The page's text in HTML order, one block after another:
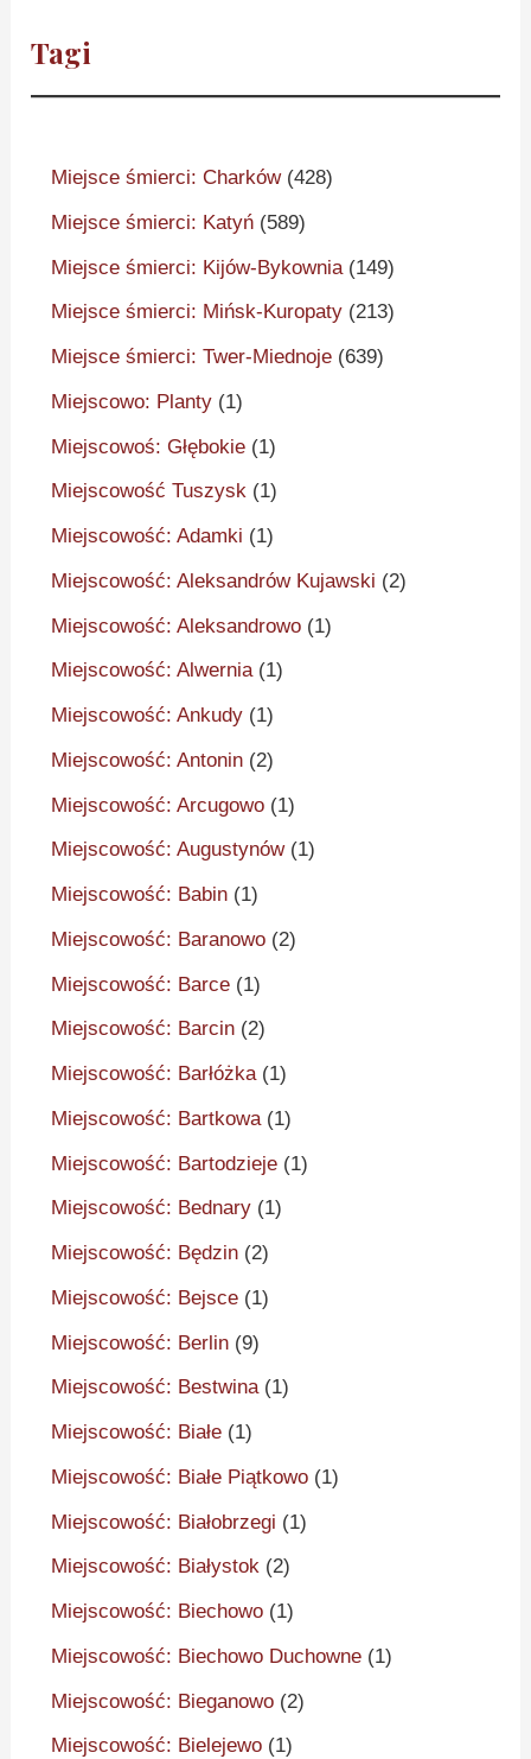
Tagi
Miejsce śmierci: Charków(428)
Miejsce śmierci: Katyń (589)
Miejsce śmierci: Kijów-Bykownia (149)
Miejsce śmierci: Mińsk-Kuropaty (213)
Miejsce śmierci: Twer-Miednoje (639)
Miejscowo: Planty (1)
Miejscowoś: Głębokie (1)
Miejscowość Tuszysk (1)
Miejscowość: Adamki (1)
Miejscowość: Aleksandrów Kujawski (2)
Miejscowość: Aleksandrowo (1)
Miejscowość: Alwernia(1)
Miejscowość: Ankudy (1)
Miejscowość: Antonin (2)
Miejscowość: Arcugowo (1)
Miejscowość: Augustynów(1)
Miejscowość: Babin (1)
Miejscowość: Baranowo (2)
Miejscowość: Barce (1)
Miejscowość: Barcin (2)
Miejscowość: Barłóżka(1)
Miejscowość: Bartkowa(1)
Miejscowość: Bartodzieje (1)
Miejscowość: Bednary (1)
Miejscowość: Będzin (2)
Miejscowość: Bejsce (1)
Miejscowość: Berlin (9)
Miejscowość: Bestwina(1)
Miejscowość: Białe (1)
Miejscowość: Białe Piątkowo (1)
Miejscowość: Białobrzegi (1)
Miejscowość: Białystok (2)
Miejscowość: Biechowo (1)
Miejscowość: Biechowo Duchowne (1)
Miejscowość: Bieganowo (2)
Miejscowość: Bielejewo (1)